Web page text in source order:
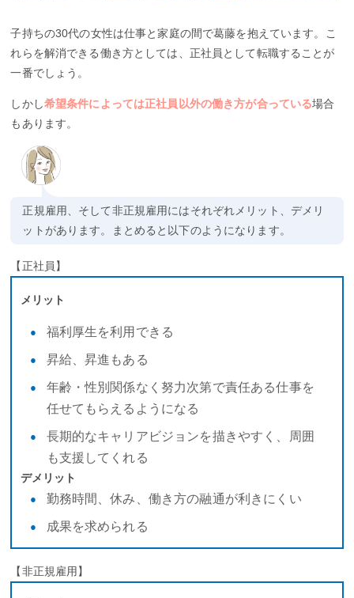
子持ちの30代の女性は仕事と家庭の間で葛藤を抱えています。こ
れらを解消できる働き方としては、正社員として転職することが
一番でしょう。
しかし希望条件によっては正社員以外の働き方が合っている場合
もあります。
正規雇用、そして非正規雇用にはそれぞれメリット、デメリ
ットがあります。まとめると以下のようになります。
【正社員】
メリット
福利厚生を利用できる
昇給、昇進もある
年齢・性別関係なく努力次第で責任ある仕事を
任せてもらえるようになる
長期的なキャリアビジョンを描きやすく、周囲
も支援してくれる
デメリット
勤務時間、休み、働き方の融通が利きにくい
成果を求められる
【非正規雇用】